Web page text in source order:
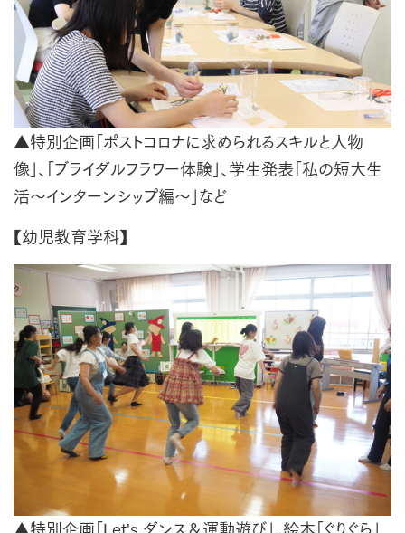
▲特別企画「ポストコロナに求められるスキルと人物
像」、「ブライダルフラワー体験」、学生発表「私の短大生
活～インターンシップ編～」など
【幼児教育学科】
▲特別企画「Let's ダンス＆運動遊び」、絵本「ぐりぐら」